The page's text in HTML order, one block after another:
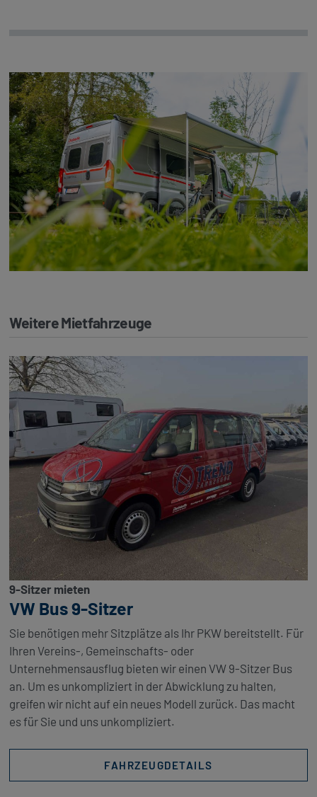
Weitere Mietfahrzeuge
9-Sitzer mieten
VW Bus 9-Sitzer
Sie benötigen mehr Sitzplätze als Ihr PKW bereitstellt. Für
Ihren Vereins-, Gemeinschafts- oder
Unternehmensausflug bieten wir einen VW 9-Sitzer Bus
an. Um es unkompliziert in der Abwicklung zu halten,
greifen wir nicht auf ein neues Modell zurück. Das macht
es für Sie und uns unkompliziert.
FAHRZEUGDETAILS